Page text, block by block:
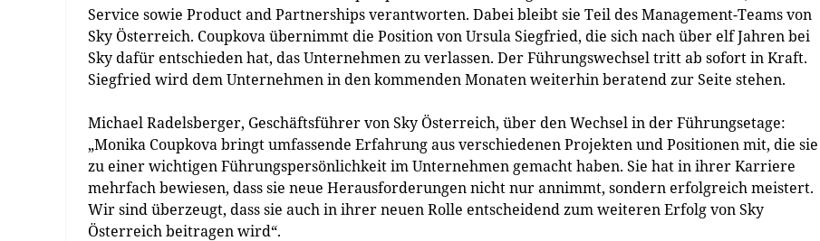
Service sowie Product and Partnerships verantworten. Dabei bleibt sie Teil des Management-Teams von
Sky Österreich. Coupkova übernimmt die Position von Ursula Siegfried, die sich nach über elf Jahren bei
Sky dafür entschieden hat, das Unternehmen zu verlassen. Der Führungswechsel tritt ab sofort in Kraft.
Siegfried wird dem Unternehmen in den kommenden Monaten weiterhin beratend zur Seite stehen.
Michael Radelsberger, Geschäftsführer von Sky Österreich, über den Wechsel in der Führungsetage:
„Monika Coupkova bringt umfassende Erfahrung aus verschiedenen Projekten und Positionen mit, die sie
zu einer wichtigen Führungspersönlichkeit im Unternehmen gemacht haben. Sie hat in ihrer Karriere
mehrfach bewiesen, dass sie neue Herausforderungen nicht nur annimmt, sondern erfolgreich meistert.
Wir sind überzeugt, dass sie auch in ihrer neuen Rolle entscheidend zum weiteren Erfolg von Sky
Österreich beitragen wird“.